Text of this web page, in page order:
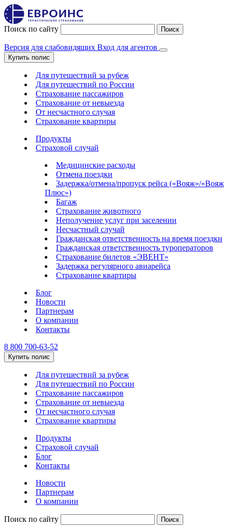
Поиск по сайту Поиск
Версия для слабовидящих Вход для агентов
Купить полис
Для путешествий за рубеж
Для путешествий по России
Страхование пассажиров
Страхование от невыезда
От несчастного случая
Страхование квартиры
Продукты
Страховой случай
Медицинские расходы
Отмена поездки
Задержка/отмена/пропуск рейса («Вояж»/«Вояж
Плюс»)
Багаж
Страхование животного
Неполучение услуг при заселении
Несчастный случай
Гражданская ответственность на время поездки
Гражданская ответственность туроператоров
Страхование билетов «ЭВЕНТ»
Задержка регулярного авиарейса
Страхование квартиры
Блог
Новости
Партнерам
О компании
Контакты
8 800 700-63-52
Купить полис
Для путешествий за рубеж
Для путешествий по России
Страхование пассажиров
Страхование от невыезда
От несчастного случая
Страхование квартиры
Продукты
Страховой случай
Блог
Контакты
Новости
Партнерам
О компании
Поиск по сайту Поиск